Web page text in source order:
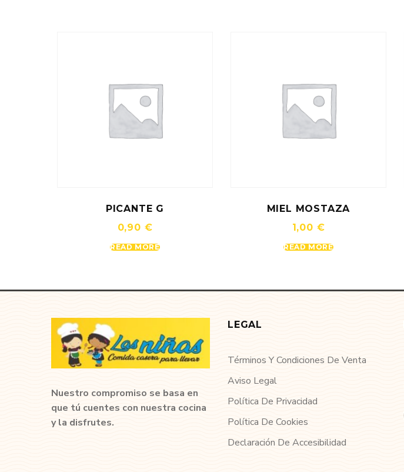
PICANTE G
0,90 €
READ MORE
MIEL MOSTAZA
1,00 €
READ MORE
Nuestro compromiso se basa en
que tú cuentes con nuestra cocina
y la disfrutes.
LEGAL
Términos Y Condiciones De Venta
Aviso Legal
Política De Privacidad
Política De Cookies
Declaración De Accesibilidad